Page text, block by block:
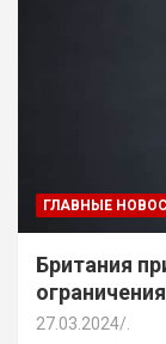
ГЛАВНЫЕ
Британия
27.03.2024